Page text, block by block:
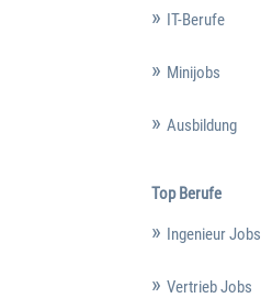
IT-Berufe
Minijobs
Ausbildung
Top Berufe
Ingenieur Jobs
Vertrieb Jobs